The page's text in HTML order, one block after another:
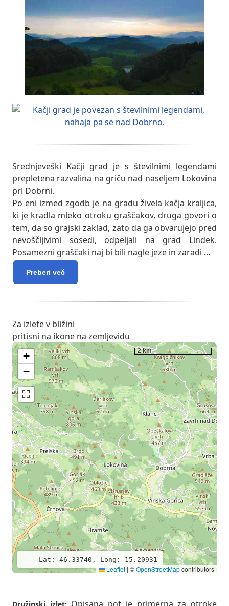
Srednjeveški Kačji grad je s številnimi legendami
prepletena razvalina na griču nad naseljem Lokovina
pri Dobrni.
Po eni izmed zgodb je na gradu živela kačja kraljica,
ki je kradla mleko otroku graščakov, druga govori o
tem, da so grajski zaklad, zato da ga obvarujejo pred
nevoščljivimi sosedi, odpeljali na grad Lindek.
Posamezni graščaki naj bi bili nagle jeze in zaradi ...
Preberi več
Za izlete v bližini
pritisni na ikone na zemljevidu
+
−
2 km
Lat: 46.33740, Long: 15.20931
Leaflet | ©OpenStreetMapcontributors